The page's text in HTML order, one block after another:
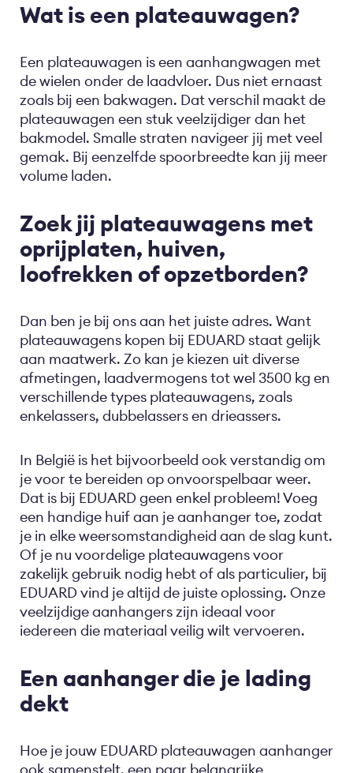
Wat is een plateauwagen?
Een plateauwagen is een aanhangwagen met
de wielen onder de laadvloer. Dus niet ernaast
zoals bij een bakwagen. Dat verschil maakt de
plateauwagen een stuk veelzijdiger dan het
bakmodel. Smalle straten navigeer jij met veel
gemak. Bij eenzelfde spoorbreedte kan jij meer
volume laden.
Zoek jij plateauwagens met
oprijplaten, huiven,
loofrekken of opzetborden?
Dan ben je bij ons aan het juiste adres. Want
plateauwagens kopen bij EDUARD staat gelijk
aan maatwerk. Zo kan je kiezen uit diverse
afmetingen, laadvermogens tot wel 3500 kg en
verschillende types plateauwagens, zoals
enkelassers, dubbelassers en drieassers.
In België is het bijvoorbeeld ook verstandig om
je voor te bereiden op onvoorspelbaar weer.
Dat is bij EDUARD geen enkel probleem! Voeg
een handige huif aan je aanhanger toe, zodat
je in elke weersomstandigheid aan de slag kunt.
Of je nu voordelige plateauwagens voor
zakelijk gebruik nodig hebt of als particulier, bij
EDUARD vind je altijd de juiste oplossing. Onze
veelzijdige aanhangers zijn ideaal voor
iedereen die materiaal veilig wilt vervoeren.
Een aanhanger die je lading
dekt
Hoe je jouw EDUARD plateauwagen aanhanger